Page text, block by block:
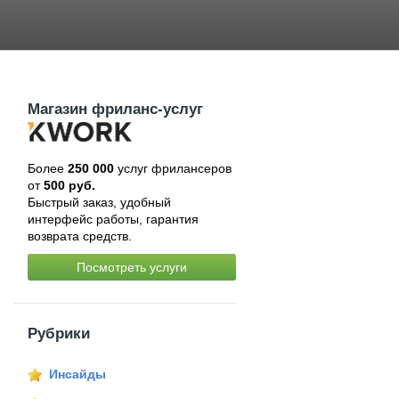
Магазин фриланс-услуг
Более 250 000услуг фрилансеров
от500 руб.
Быстрый заказ, удобный
интерфейс работы, гарантия
возврата средств.
Посмотреть услуги
Рубрики
Инсайды